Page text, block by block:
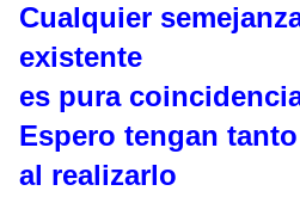
Cualquier
existente
es pura
Espero tengan
al realizarlo